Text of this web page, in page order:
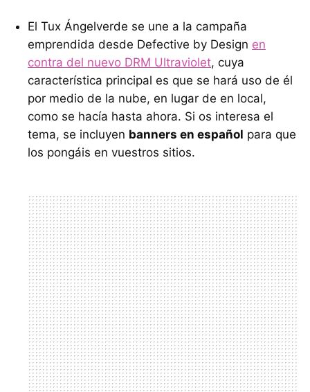
El Tux Ángelverde se une a la campaña
emprendida desde Defective by Design en
contra del nuevo DRM Ultraviolet, cuya
característica principal es que se hará uso de él
por medio de la nube, en lugar de en local,
como se hacía hasta ahora. Si os interesa el
tema, se incluyen banners en español para que
los pongáis en vuestros sitios.